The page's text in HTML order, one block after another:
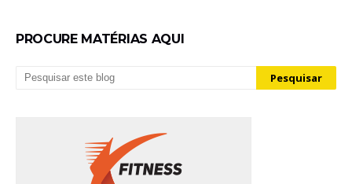
PROCURE MATÉRIAS AQUI